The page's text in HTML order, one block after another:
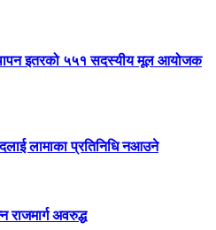
इतरको ५५१ सदस्यीय मूल आयोजक
लामाका प्रतिनिधि नआउने
राजमार्ग अवरुद्ध